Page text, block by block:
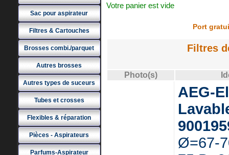
Sac pour aspirateur
Filtres & Cartouches
Brosses combi./parquet
Autres brosses
Autres types de suceurs
Tubes et crosses
Flexibles & réparation
Pièces - Aspirateurs
Parfums-Aspirateur
Votre panier est vide
Port
Filtres
Photo(s)
AEG-
Ø=67-